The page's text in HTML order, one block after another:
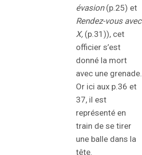
évasion (p.25) et
Rendez-vous avec
X, (p.31)), cet
officier s’est
donné la mort
avec une grenade.
Or ici aux p.36 et
37, il est
représenté en
train de se tirer
une balle dans la
tête.